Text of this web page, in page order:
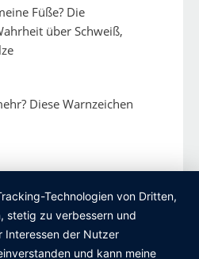
Füße? Die
über Schweiß,
Diese Warnzeichen
Technologien von Dritten,
stetig zu verbessern und
Interessen der Nutzer
und kann meine